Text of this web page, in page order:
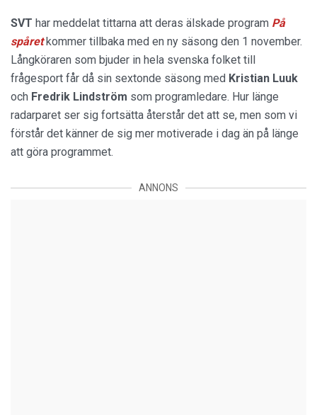
SVT har meddelat tittarna att deras älskade program På
spåret kommer tillbaka med en ny säsong den 1 november.
Långköraren som bjuder in hela svenska folket till
frågesport får då sin sextonde säsong med Kristian Luuk
och Fredrik Lindström som programledare. Hur länge
radarparet ser sig fortsätta återstår det att se, men som vi
förstår det känner de sig mer motiverade i dag än på länge
att göra programmet.
ANNONS